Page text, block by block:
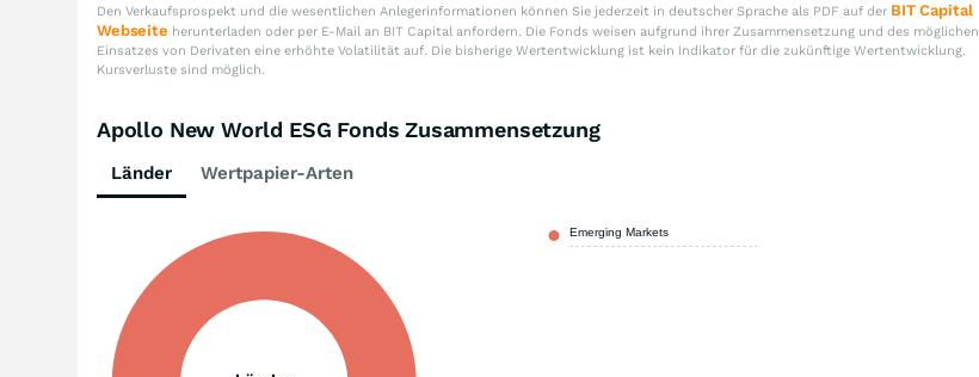
Den Verkaufsprospekt und die wesentlichen Anlegerinformationen können Sie jederzeit in deutscher Sprache als PDF auf der BIT Capital
Webseite herunterladen oder per E-Mail an BIT Capital anfordern. Die Fonds weisen aufgrund ihrer Zusammensetzung und des möglichen
Einsatzes von Derivaten eine erhöhte Volatilität auf. Die bisherige Wertentwicklung ist kein Indikator für die zukünftige Wertentwicklung.
Kursverluste sind möglich.
Apollo New World ESG Fonds Zusammensetzung
Länder Wertpapier-Arten
Emerging Markets